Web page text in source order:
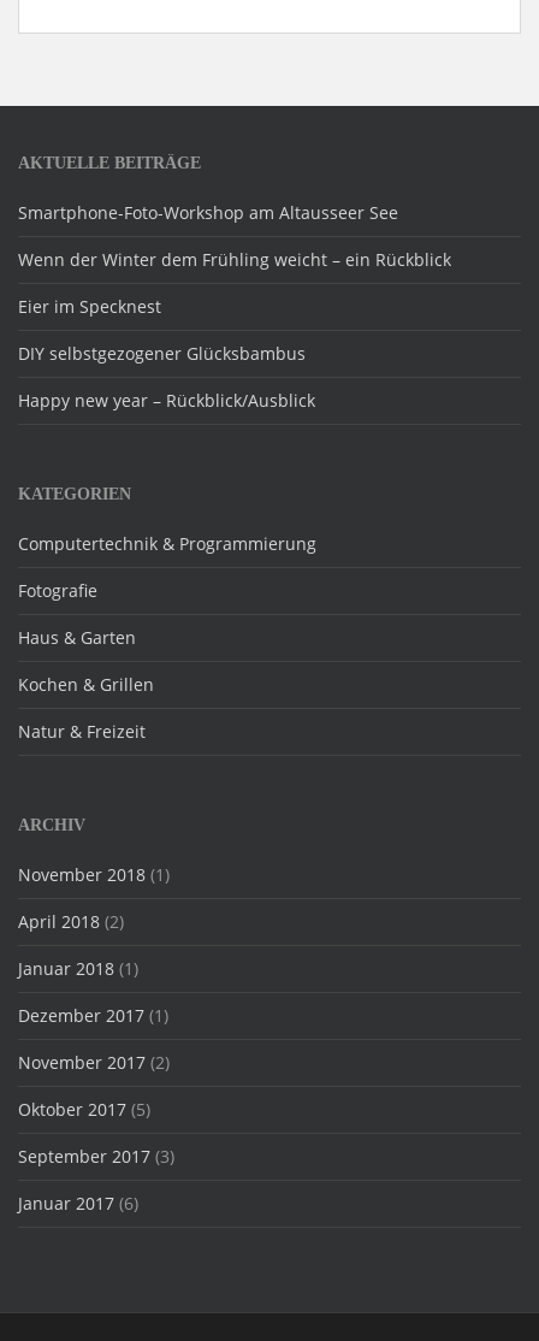
AKTUELLE BEITRÄGE
Smartphone-Foto-Workshop am Altausseer See
Wenn der Winter dem Frühling weicht – ein Rückblick
Eier im Specknest
DIY selbstgezogener Glücksbambus
Happy new year – Rückblick/Ausblick
KATEGORIEN
Computertechnik & Programmierung
Fotografie
Haus & Garten
Kochen & Grillen
Natur & Freizeit
ARCHIV
November 2018 (1)
April 2018 (2)
Januar 2018 (1)
Dezember 2017 (1)
November 2017 (2)
Oktober 2017 (5)
September 2017 (3)
Januar 2017 (6)